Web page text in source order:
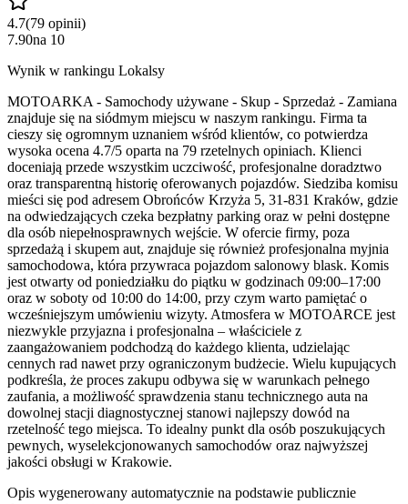
4.7(79 opinii)
7.90na 10
Wynik w rankingu Lokalsy
MOTOARKA - Samochody używane - Skup - Sprzedaż - Zamiana
znajduje się na siódmym miejscu w naszym rankingu. Firma ta
cieszy się ogromnym uznaniem wśród klientów, co potwierdza
wysoka ocena 4.7/5 oparta na 79 rzetelnych opiniach. Klienci
doceniają przede wszystkim uczciwość, profesjonalne doradztwo
oraz transparentną historię oferowanych pojazdów. Siedziba komisu
mieści się pod adresem Obrońców Krzyża 5, 31-831 Kraków, gdzie
na odwiedzających czeka bezpłatny parking oraz w pełni dostępne
dla osób niepełnosprawnych wejście. W ofercie firmy, poza
sprzedażą i skupem aut, znajduje się również profesjonalna myjnia
samochodowa, która przywraca pojazdom salonowy blask. Komis
jest otwarty od poniedziałku do piątku w godzinach 09:00–17:00
oraz w soboty od 10:00 do 14:00, przy czym warto pamiętać o
wcześniejszym umówieniu wizyty. Atmosfera w MOTOARCE jest
niezwykle przyjazna i profesjonalna – właściciele z
zaangażowaniem podchodzą do każdego klienta, udzielając
cennych rad nawet przy ograniczonym budżecie. Wielu kupujących
podkreśla, że proces zakupu odbywa się w warunkach pełnego
zaufania, a możliwość sprawdzenia stanu technicznego auta na
dowolnej stacji diagnostycznej stanowi najlepszy dowód na
rzetelność tego miejsca. To idealny punkt dla osób poszukujących
pewnych, wyselekcjonowanych samochodów oraz najwyższej
jakości obsługi w Krakowie.
Opis wygenerowany automatycznie na podstawie publicznie